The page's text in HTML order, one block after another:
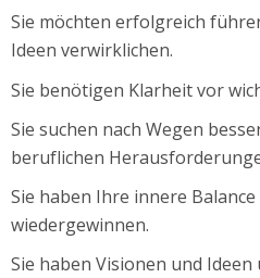
Sie möchten erfolgreich
Ideen verwirklichen.
Sie benötigen Klarheit vor
Sie suchen nach Wegen
beruflichen
Sie haben Ihre innere
wiedergewinnen.
Sie haben Visionen und Ideen